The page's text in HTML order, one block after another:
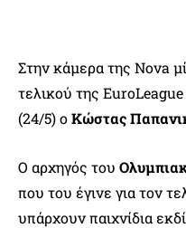
Στην κάμερα της Nova
τελικού της
(24/5) οΚώστας
Ο αρχηγός του
που του έγινε για τον
υπάρχουν παιχνίδια